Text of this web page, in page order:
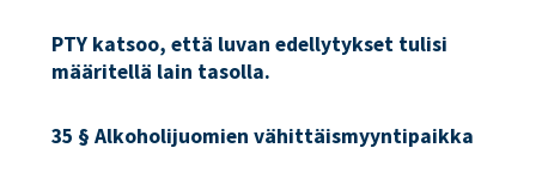
PTY katsoo, että luvan edellytykset tulisi
määritellä lain tasolla.
35 § Alkoholijuomien vähittäismyyntipaikka